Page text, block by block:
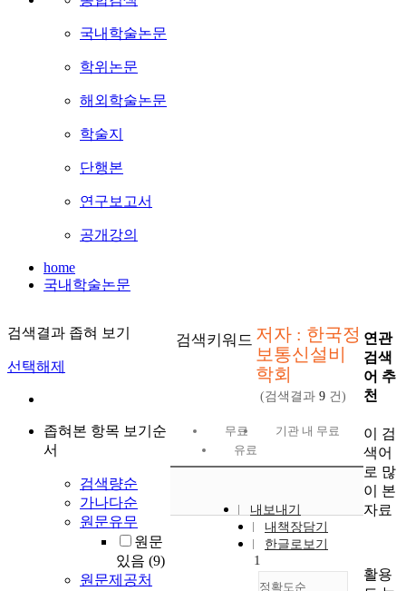
국내학술논문
학위논문
해외학술논문
학술지
단행본
연구보고서
공개강의
home
국내학술논문
검색결과 좁혀 보기
선택해제
좁혀본 항목 보기순
서
검색량순
가나다순
원문유무
원문
있음 (9)
원문제공처
검색키워드 저자 : 한국정
보통신설비
학회
(검색결과 9 건)
무료
기관 내 무료
유료
내보내기
내책장담기
한글로보기
정확도순
1
연관
검색
어 추
천
이 검
색어
로 많
이 본
자료
활용